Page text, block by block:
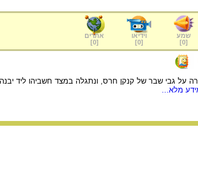
שמע
[
0
]
וידיאו
[
0
]
אתרים
[
0
]
על גבי שבר של קנקן חרס, ונתגלה במצד חשביהו ליד
מלא...